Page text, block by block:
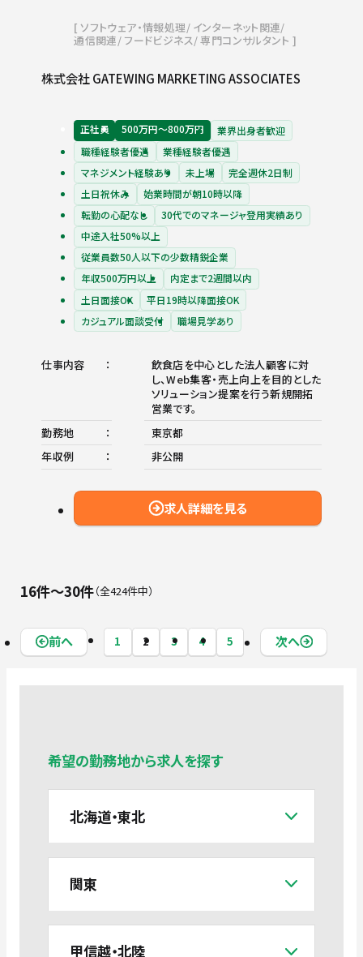
ソフトウェア・情報処理 インターネット関連
通信関連 フードビジネス 専門コンサルタント
株式会社 GATEWING MARKETING ASSOCIATES
正社員 500万円〜800万円
業界出身者歓迎
職種経験者優遇
業種経験者優遇
マネジメント経験あり
未上場
完全週休2日制
土日祝休み
始業時間が朝10時以降
転勤の心配なし
30代でのマネージャ登用実績あり
中途入社50%以上
従業員数50人以下の少数精鋭企業
年収500万円以上
内定まで2週間以内
土日面接OK
平日19時以降面接OK
カジュアル面談受付
職場見学あり
仕事内容
飲食店を中心とした法人顧客に対
し、Web集客・売上向上を目的とした
ソリューション提案を行う新規開拓
営業です。
勤務地
東京都
年収例
非公開
求人詳細を見る
前へ 1 2 3 4 5 次へ
16件〜30件 全424件中
希望の勤務地から求人を探す
北海道・東北
関東
甲信越・北陸